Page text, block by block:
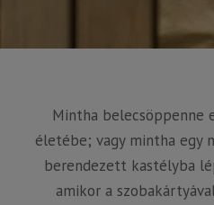
Mintha belecsöppenne
életébe; vagy mintha egy
berendezett kastélyba
amikor a